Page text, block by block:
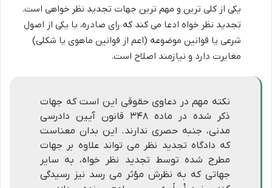
یکی از کلی ترین و مهم ترین جهات تجدید نظر خواهی است.
تجدید نظر خواه ادعا می کند که رای صادره، با یکی از اصول
شرعی یا قوانین موضوعه (اعم از قوانین ماهوی یا شکلی)
مغایرت دارد و نیازمند اصلاح است.
نکته مهم در دعاوی حقوقی این است که جهات
ذکر شده در ماده ۳۴۸ قانون آیین دادرسی
مدنی، جنبه حصری ندارند. این بدان معناست
که دادگاه تجدید نظر می تواند علاوه بر جهات
مطرح شده توسط تجدید نظر خواه، به سایر
جهاتی که به نظرش مؤثر می رسد نیز رسیدگی